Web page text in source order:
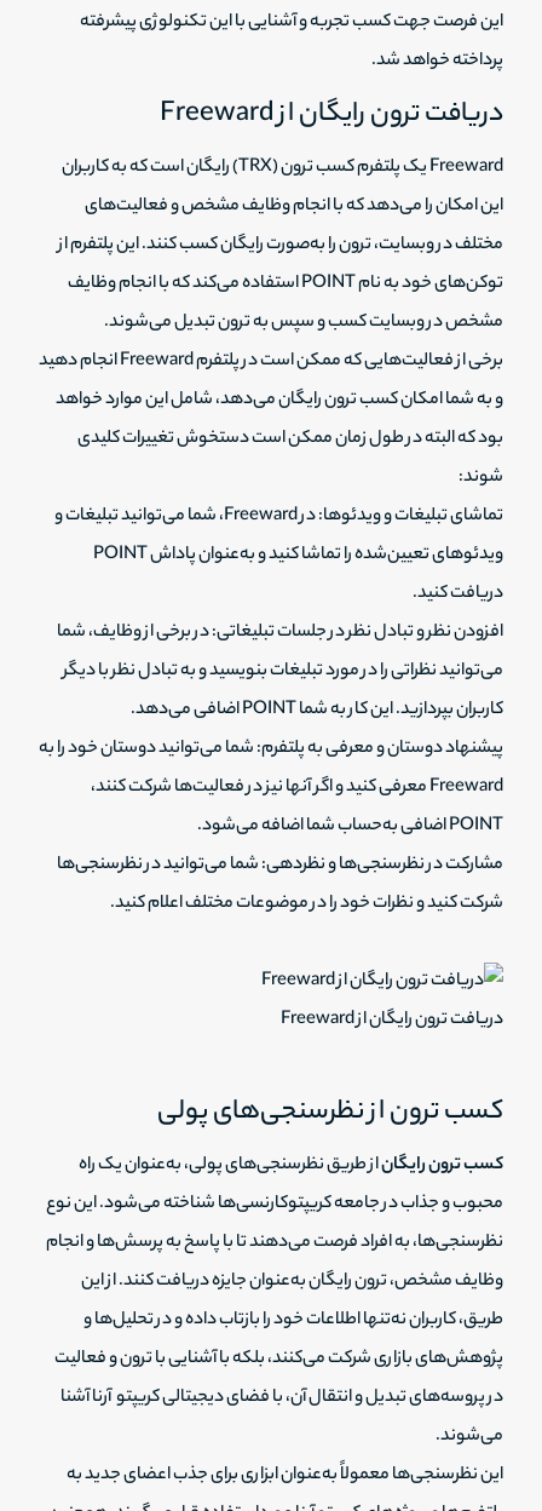
این فرصت جهت کسب تجربه و آشنایی با این تکنولوژی پیشرفته
پرداخته خواهد شد.
دریافت ترون رایگان از Freeward
Freeward یک پلتفرم کسب ترون (TRX) رایگان است که به کاربران
این امکان را می‌دهد که با انجام وظایف مشخص و فعالیت‌های
مختلف در وبسایت، ترون را به‌صورت رایگان کسب کنند. این پلتفرم از
توکن‌های خود به نام POINT استفاده می‌کند که با انجام وظایف
مشخص در وبسایت کسب و سپس به ترون تبدیل می‌شوند.
برخی از فعالیت‌هایی که ممکن است در پلتفرم Freeward انجام دهید
و به شما امکان کسب ترون رایگان می‌دهد، شامل این موارد خواهد
بود که البته در طول زمان ممکن است دستخوش تغییرات کلیدی
شوند:
تماشای تبلیغات و ویدئوها: در Freeward، شما می‌توانید تبلیغات و
ویدئوهای تعیین‌شده را تماشا کنید و به‌عنوان پاداش POINT
دریافت کنید.
افزودن نظر و تبادل نظر در جلسات تبلیغاتی: در برخی از وظایف، شما
می‌توانید نظراتی را در مورد تبلیغات بنویسید و به تبادل نظر با دیگر
کاربران بپردازید. این کار به شما POINT اضافی می‌دهد.
پیشنهاد دوستان و معرفی به پلتفرم: شما می‌توانید دوستان خود را به
Freeward معرفی کنید و اگر آنها نیز در فعالیت‌ها شرکت کنند،
POINT اضافی به‌حساب شما اضافه می‌شود.
مشارکت در نظرسنجی‌ها و نظردهی: شما می‌توانید در نظرسنجی‌ها
شرکت کنید و نظرات خود را در موضوعات مختلف اعلام کنید.
دریافت ترون رایگان از Freeward
کسب ترون از نظرسنجی‌های پولی
کسب ترون رایگاناز طریق نظرسنجی‌های پولی، به‌عنوان یک راه
محبوب و جذاب در جامعه کریپتوکارنسی‌ها شناخته می‌شود. این نوع
نظرسنجی‌ها، به افراد فرصت می‌دهند تا با پاسخ به پرسش‌ها و انجام
وظایف مشخص، ترون رایگان به‌عنوان جایزه دریافت کنند. از این
طریق، کاربران نه‌تنها اطلاعات خود را بازتاب داده و در تحلیل‌ها و
پژوهش‌های بازاری شرکت می‌کنند، بلکه با آشنایی با ترون و فعالیت
در پروسه‌های تبدیل و انتقال آن، با فضای دیجیتالی کریپتو آرنا آشنا
می‌شوند.
این نظرسنجی‌ها معمولاً به‌عنوان ابزاری برای جذب اعضای جدید به